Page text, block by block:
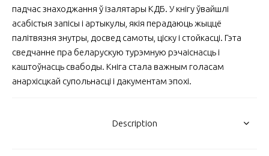
падчас знаходжання ў ізалятары КДБ. У кнігу ўвайшлі
асабістыя запісы і артыкулы, якія перадаюць жыццё
палітвязня знутры, досвед самоты, ціску і стойкасці. Гэта
сведчанне пра беларускую турэмную рэчаіснасць і
каштоўнасць свабоды. Кніга стала важным голасам
анархісцкай супольнасці і дакументам эпохі.
Description